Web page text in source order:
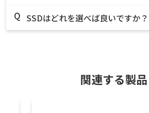
SSDはどれを選べば良いですか？
関連する製品